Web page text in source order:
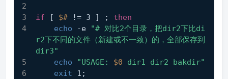
if [ $# != 3 ] ; then
echo -e
"# 对比2个目录，把dir2下比di
r2下不同的文件（新建或不一致）的，全部保存到
dir3"
echo
"USAGE: $0 dir1 dir2 bakdir"
exit 1;